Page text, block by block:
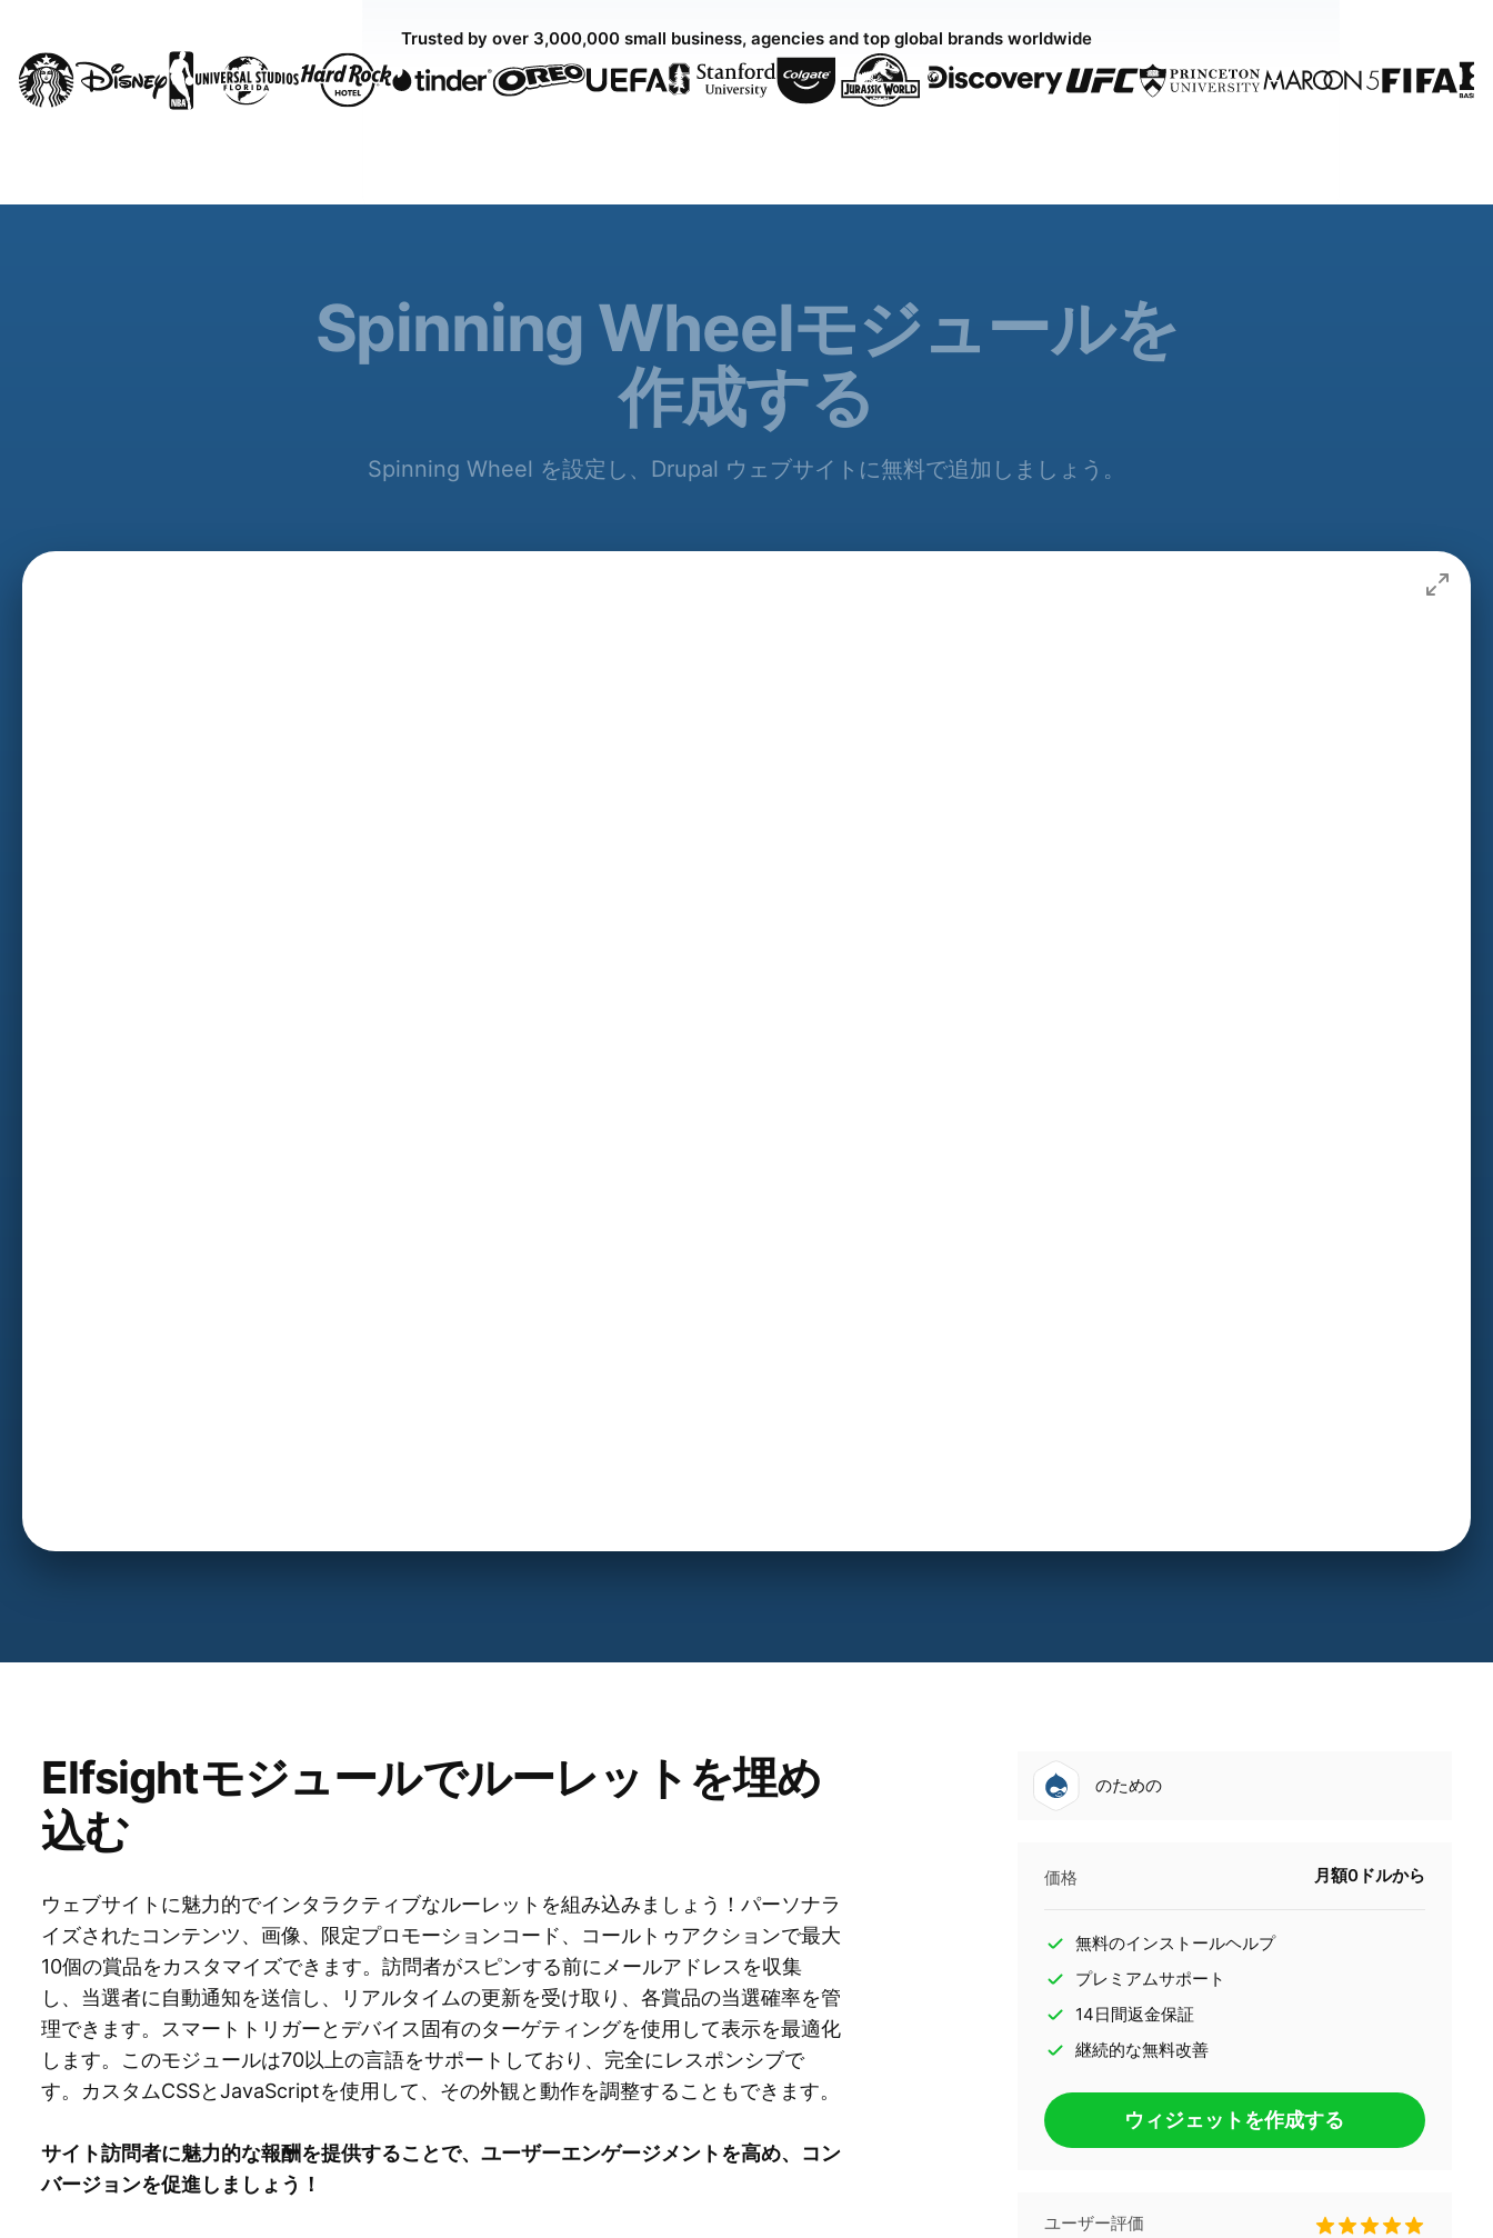
Trusted by over 3,000,000 small business, agencies and top global brands worldwide
Spinning Wheelモジュールを
作成する
Spinning Wheel を設定し、Drupal ウェブサイトに無料で追加しましょう。
Elfsightモジュールでルーレットを埋め
込む
ウェブサイトに魅力的でインタラクティブなルーレットを組み込みましょう！パーソナラ
イズされたコンテンツ、画像、限定プロモーションコード、コールトゥアクションで最大
10個の賞品をカスタマイズできます。訪問者がスピンする前にメールアドレスを収集
し、当選者に自動通知を送信し、リアルタイムの更新を受け取り、各賞品の当選確率を管
理できます。スマートトリガーとデバイス固有のターゲティングを使用して表示を最適化
します。このモジュールは70以上の言語をサポートしており、完全にレスポンシブで
す。カスタムCSSとJavaScriptを使用して、その外観と動作を調整することもできます。
サイト訪問者に魅力的な報酬を提供することで、ユーザーエンゲージメントを高め、コン
バージョンを促進しましょう！
のための
価格 月額0ドルから
無料のインストールヘルプ
プレミアムサポート
14日間返金保証
継続的な無料改善
ウィジェットを作成する
ユーザー評価